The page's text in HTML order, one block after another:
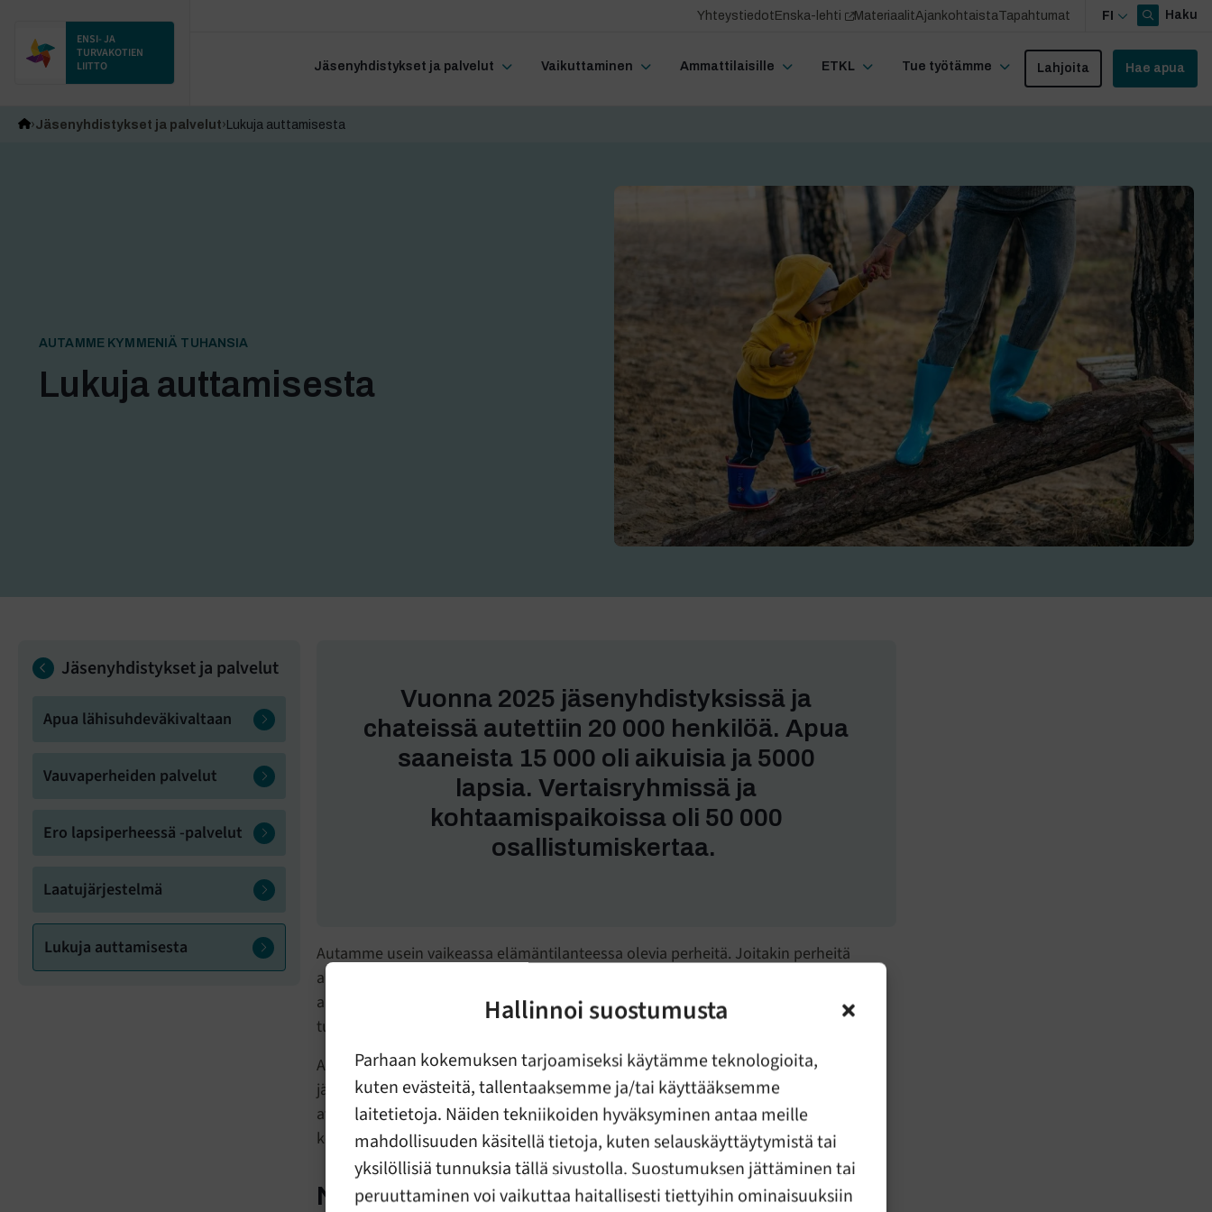
Hallinnoi suostumusta
Parhaan kokemuksen tarjoamiseksi käytämme teknologioita,
kuten evästeitä, tallentaaksemme ja/tai käyttääksemme
laitetietoja. Näiden tekniikoiden hyväksyminen antaa meille
mahdollisuuden käsitellä tietoja, kuten selauskäyttäytymistä tai
yksilöllisiä tunnuksia tällä sivustolla. Suostumuksen jättäminen tai
peruuttaminen voi vaikuttaa haitallisesti tiettyihin ominaisuuksiin
ENSI- JA
TURVAKOTIEN
LIITTO
Jäsenyhdistykset ja palvelut Vaikuttaminen Ammattilaisille ETKL Tue työtämme Lahjoita Hae apua
YhteystiedotEnska-lehti MateriaalitAjankohtaistaTapahtumat FI Haku
Jäsenyhdistykset ja palvelut Lukuja auttamisesta
AUTAMME KYMMENIÄ TUHANSIA
Lukuja auttamisesta
Jäsenyhdistykset ja palvelut
Apua lähisuhdeväkivaltaan
Vauvaperheiden palvelut
Ero lapsiperheessä -palvelut
Laatujärjestelmä
Lukuja auttamisesta
Vuonna 2025 jäsenyhdistyksissä ja
chateissä autettiin 20 000 henkilöä. Apua
saaneista 15 000 oli aikuisia ja 5000
lapsia. Vertaisryhmissä ja
kohtaamispaikoissa oli 50 000
osallistumiskertaa.
Autamme usein vaikeassa elämäntilanteessa olevia perheitä. Joitakin perheitä
auttaa vauvan unikoulu, toisia perheväkivallan katkaiseminen. Apua on myös
annettu, kun päihteet tai mielenterveyden ongelmat ovat vaarantaneet lapsen
turvallisen kasvun.
Alla näet vuoden 2025 keskeisimmät luvut
jäsenyhdistyksemme väkivaltatyöstä, vauvaperheille annetusta tuesta,
avusta sekä erotilanteisiin. Vapaaehtois- ja kansalaistoiminnan luvut kertovat
korvaamattomasta työstä avun takana.
Näin autoimme vuonna 2025